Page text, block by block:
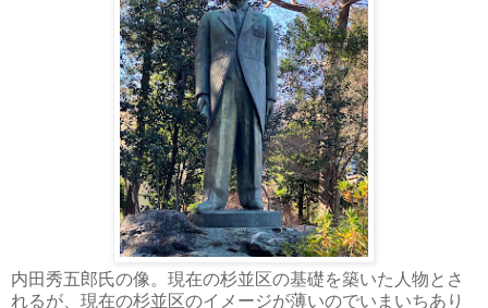
内田秀五郎氏の像。現在の杉並区の基礎を築いた人物とさ
れるが、現在の杉並区のイメージが薄いのでいまいちあり